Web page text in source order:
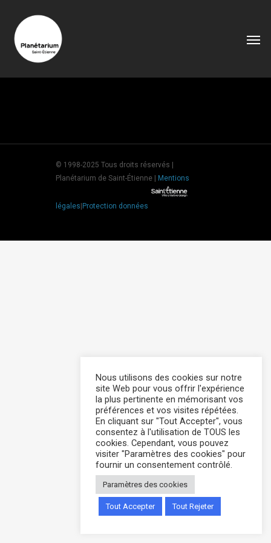
© 1998-2025 Tous droits réservés |
Planétarium de Saint-Étienne |
Mentions
légales|Protection données
Nous utilisons des cookies sur notre
site Web pour vous offrir l'expérience
la plus pertinente en mémorisant vos
préférences et vos visites répétées.
En cliquant sur "Tout Accepter", vous
consentez à l'utilisation de TOUS les
cookies. Cependant, vous pouvez
visiter "Paramètres des cookies" pour
fournir un consentement contrôlé.
Paramètres des cookies
Tout Accepter Tout Rejeter